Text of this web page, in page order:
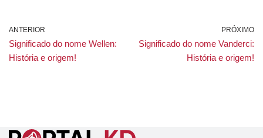
ANTERIOR
Significado do nome Wellen:
História e origem!
PRÓXIMO
Significado do nome Vanderci:
História e origem!